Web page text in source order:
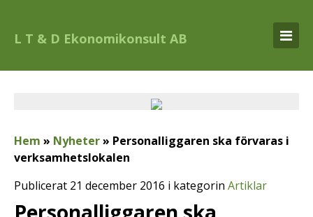
L T & D Ekonomikonsult AB
Hem » Nyheter» Personalliggaren ska förvaras i
verksamhetslokalen
Publicerat 21 december 2016 i kategorin Artiklar